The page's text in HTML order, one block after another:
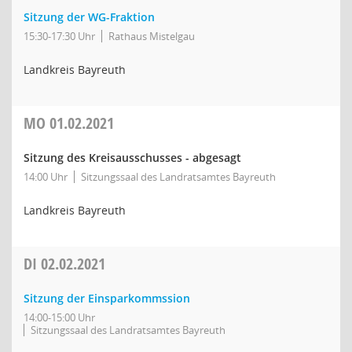
Sitzung der WG-Fraktion
15:30-17:30 Uhr Rathaus Mistelgau
Landkreis Bayreuth
MO 01.02.2021
Sitzung des Kreisausschusses - abgesagt
14:00 Uhr Sitzungssaal des Landratsamtes Bayreuth
Landkreis Bayreuth
DI 02.02.2021
Sitzung der Einsparkommssion
14:00-15:00 Uhr
Sitzungssaal des Landratsamtes Bayreuth